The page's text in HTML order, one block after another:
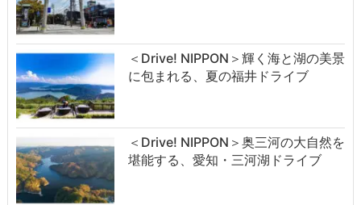
＜Drive! NIPPON＞輝く海と湖の美景
に包まれる、夏の福井ドライブ
＜Drive! NIPPON＞奥三河の大自然を
堪能する、愛知・三河湖ドライブ